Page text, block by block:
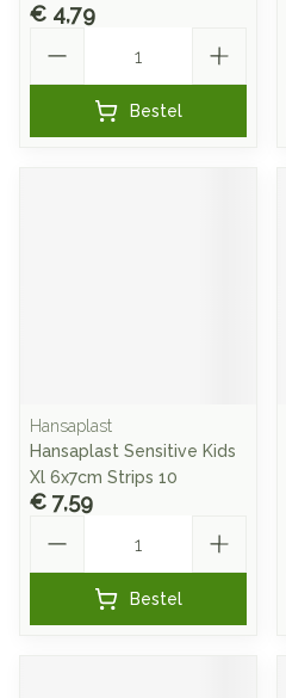
€ 4,79
Bestel
Hansaplast
Hansaplast Sensitive Kids
Xl 6x7cm Strips 10
€ 7,59
Bestel